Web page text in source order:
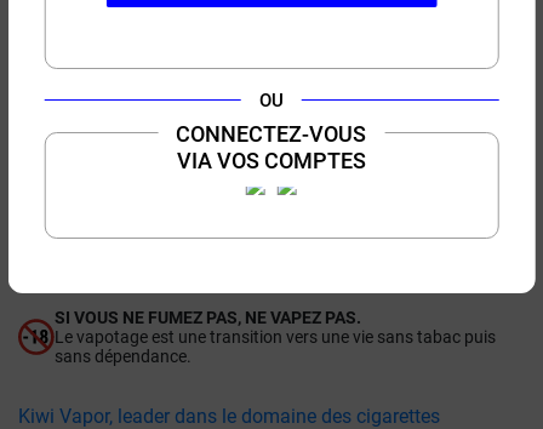
OU
CONNECTEZ-VOUS
VIA VOS COMPTES
Kiwi Vapor, leader dans le domaine des cigarettes
Prévenez-moilorsque le produit sera disponible
J'accepte les conditions générales et la politique de confidentialité.
ENVOYER
Besoin d’aide ou de conseils ?
SI VOUS NE FUMEZ PAS, NE VAPEZ PAS.
Le vapotage est une transition vers une vie sans tabac puis
sans dépendance.